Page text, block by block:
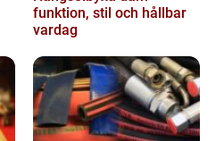
funktion, stil och hållbar
vardag